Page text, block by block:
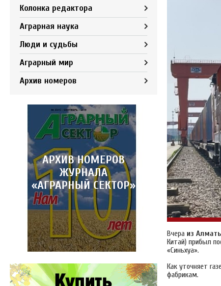
Колонка редактора
Аграрная наука
Люди и судьбы
Аграрный мир
Архив номеров
АРХИВ НОМЕРОВ
ЖУРНАЛА
«АГРАРНЫЙ СЕКТОР»
Вчера из
Китай) прибыл
«Синьхуа».
Как уточняет
фабрикам.